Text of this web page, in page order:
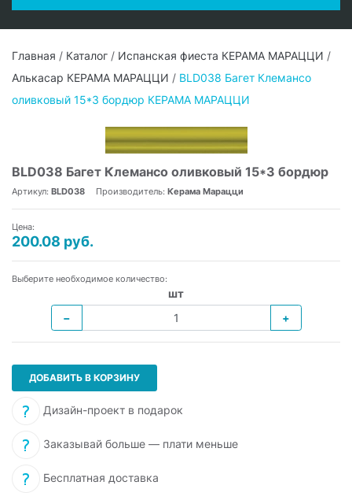
Главная / Каталог / Испанская фиеста КЕРАМА МАРАЦЦИ /
Алькасар КЕРАМА МАРАЦЦИ / BLD038 Багет Клемансо
оливковый 15*3 бордюр КЕРАМА МАРАЦЦИ
BLD038 Багет Клемансо оливковый 15*3 бордюр
Артикул: BLD038 Производитель: Керама Марацци
Цена:
200.08 руб.
Выберите необходимое количество:
шт
−
+
ДОБАВИТЬ В КОРЗИНУ
Дизайн-проект в подарок
Заказывай больше — плати меньше
Бесплатная доставка